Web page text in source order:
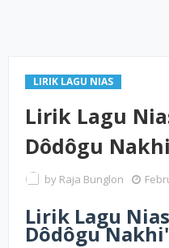
LIRIK LAGU NIAS
Lirik Lagu
Dôdôgu
by Raja Bunglon
Lirik Lagu
Dôdôgu